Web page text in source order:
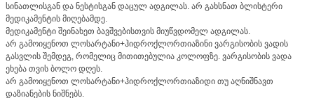
სინათლისგან და ნესტისგან დაცულ ადგილას. არ გახსნათ ბლისტერი
მედიკამენტის მიღებამდე.
მედიკამენტი შეინახეთ ბავშვებისთვის მიუწვდომელ ადგილას.
არ გამოიყენოთ ლოსარტანი+ჰიდროქლორთიაზინი ვარგისობის ვადის
გასვლის შემდეგ, რომელიც მითითებულია კოლოფზე. ვარგისობის ვადა
ეხება თვის ბოლო დღეს.
არ გამოიყენოთ ლოსარტანი+ჰიდროქლორთიაზიდი თუ აღნიშნავთ
დაზიანების ნიშნებს.